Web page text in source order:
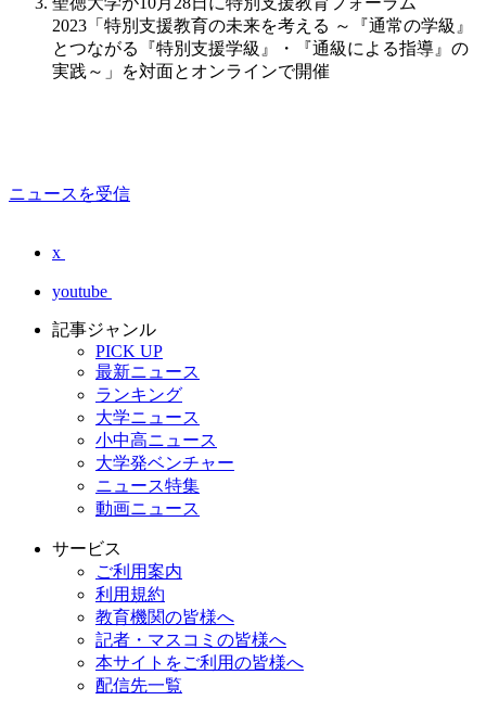
2023「特別支援教育の未来を考える ～『通常の学級』
とつながる『特別支援学級』・『通級による指導』の
実践～」を対面とオンラインで開催
ニュースを受信
x
youtube
記事ジャンル
PICK UP
最新ニュース
ランキング
大学ニュース
小中高ニュース
大学発ベンチャー
ニュース特集
動画ニュース
サービス
ご利用案内
利用規約
教育機関の皆様へ
記者・マスコミの皆様へ
本サイトをご利用の皆様へ
配信先一覧